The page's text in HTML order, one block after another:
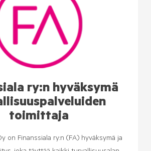
ry:n hyväksymä
toimittaja
on Finanssiala ry:n (FA) hyväksymä ja